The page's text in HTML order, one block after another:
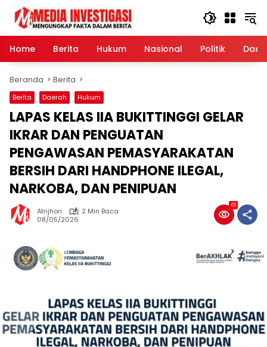
Langsung
konten
Home
Berita Hukum Nasional Politik
Beranda Berita
Berita Daerah Hukum
LAPAS KELAS IIA BUKITTINGGI GELAR
IKRAR DAN PENGUATAN
PENGAWASAN PEMASYARAKATAN
BERSIH DARI HANDPHONE ILEGAL,
NARKOBA, DAN PENIPUAN
Atrijhon
2 Min Baca
08/05/2026
61